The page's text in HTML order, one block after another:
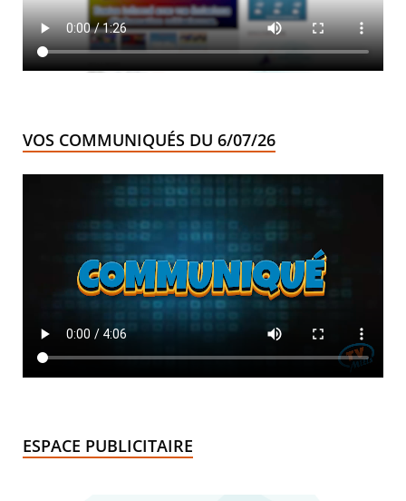
VOS COMMUNIQUÉS DU 6/07/26
ESPACE PUBLICITAIRE